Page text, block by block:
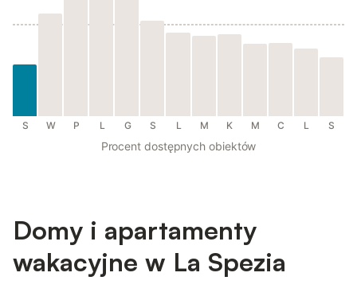
S W P L G S L M K M C L S
Procent dostępnych obiektów
Domy i apartamenty
wakacyjne w La Spezia